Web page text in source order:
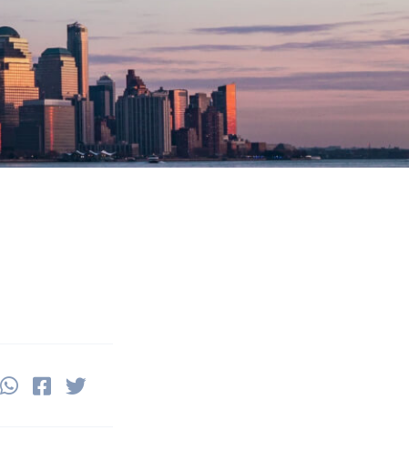
Share this on WhatsApp
Share this on FaceBook
Share this on Twitter